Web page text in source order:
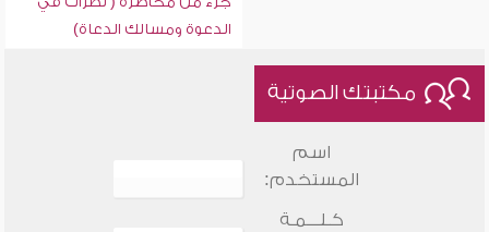
الدعوة ومسالك الدعاة)
مكتبتك الصوتية
اسم
المستخدم:
كـلـــمـة